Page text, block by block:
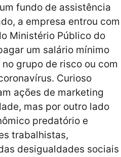
fundo de assistência
a empresa entrou com
Ministério Público do
um salário mínimo
grupo de risco ou com
Curioso
ações de marketing
mas por outro lado
predatório e
trabalhistas,
desigualdades sociais